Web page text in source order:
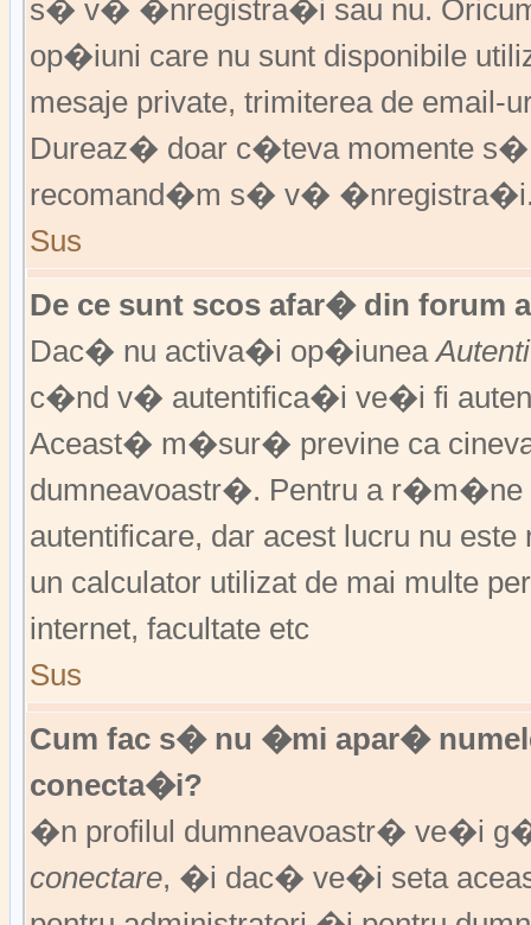
s� v� �nregistra�i sau nu.
op�iuni care nu sunt disponibile
mesaje private, trimiterea de
Dureaz� doar c�teva momente
recomand�m s� v�
Sus
De ce sunt scos afar� din forum
Dac� nu activa�i op�iunea
c�nd v� autentifica�i ve�i fi
Aceast� m�sur� previne ca
dumneavoastr�. Pentru a
autentificare, dar acest lucru nu
un calculator utilizat de mai multe
internet, facultate etc
Sus
Cum fac s� nu �mi apar�
conecta�i?
�n profilul dumneavoastr� ve�i
conectare, �i dac� ve�i seta